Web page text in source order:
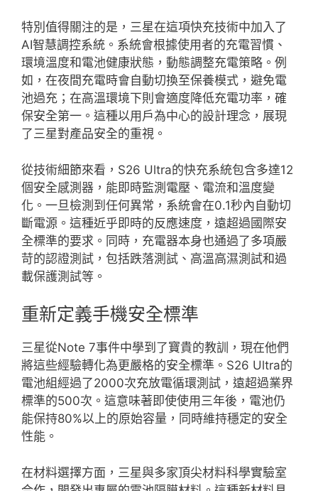
特別值得關注的是，三星在這項快充技術中加入了
AI智慧調控系統。系統會根據使用者的充電習慣、
環境溫度和電池健康狀態，動態調整充電策略。例
如，在夜間充電時會自動切換至保養模式，避免電
池過充；在高溫環境下則會適度降低充電功率，確
保安全第一。這種以用戶為中心的設計理念，展現
了三星對產品安全的重視。
從技術細節來看，S26 Ultra的快充系統包含多達12
個安全感測器，能即時監測電壓、電流和溫度變
化。一旦檢測到任何異常，系統會在0.1秒內自動切
斷電源。這種近乎即時的反應速度，遠超過國際安
全標準的要求。同時，充電器本身也通過了多項嚴
苛的認證測試，包括跌落測試、高溫高濕測試和過
載保護測試等。
重新定義手機安全標準
三星從Note 7事件中學到了寶貴的教訓，現在他們
將這些經驗轉化為更嚴格的安全標準。S26 Ultra的
電池組經過了2000次充放電循環測試，遠超過業界
標準的500次。這意味著即使使用三年後，電池仍
能保持80%以上的原始容量，同時維持穩定的安全
性能。
在材料選擇方面，三星與多家頂尖材料科學實驗室